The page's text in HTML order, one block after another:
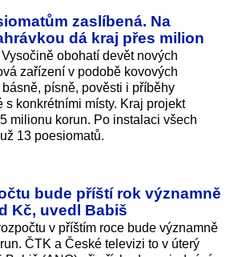
zaslíbená. Na
dá kraj přes milion
obohatí devět nových
zařízení v podobě kovových
písně, pověsti i příběhy
s konkrétními místy. Kraj projekt
milionu korun. Po instalaci všech
13 poesiomatů.
bude příští rok významně
Kč, uvedl Babiš
v příštím roce bude významně
ČTK a České televizi to v úterý